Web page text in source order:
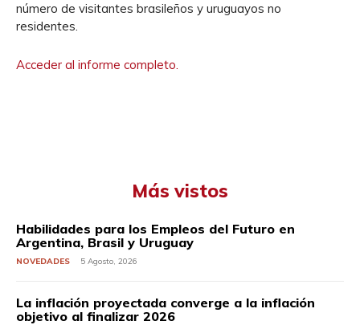
número de visitantes brasileños y uruguayos no
residentes.
Acceder al informe completo.
Más vistos
Habilidades para los Empleos del Futuro en
Argentina, Brasil y Uruguay
NOVEDADES 5 Agosto, 2026
La inflación proyectada converge a la inflación
objetivo al finalizar 2026